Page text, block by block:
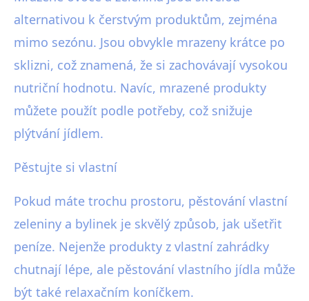
alternativou k čerstvým produktům, zejména
mimo sezónu. Jsou obvykle mrazeny krátce po
sklizni, což znamená, že si zachovávají vysokou
nutriční hodnotu. Navíc, mrazené produkty
můžete použít podle potřeby, což snižuje
plýtvání jídlem.
Pěstujte si vlastní
Pokud máte trochu prostoru, pěstování vlastní
zeleniny a bylinek je skvělý způsob, jak ušetřit
peníze. Nejenže produkty z vlastní zahrádky
chutnají lépe, ale pěstování vlastního jídla může
být také relaxačním koníčkem.